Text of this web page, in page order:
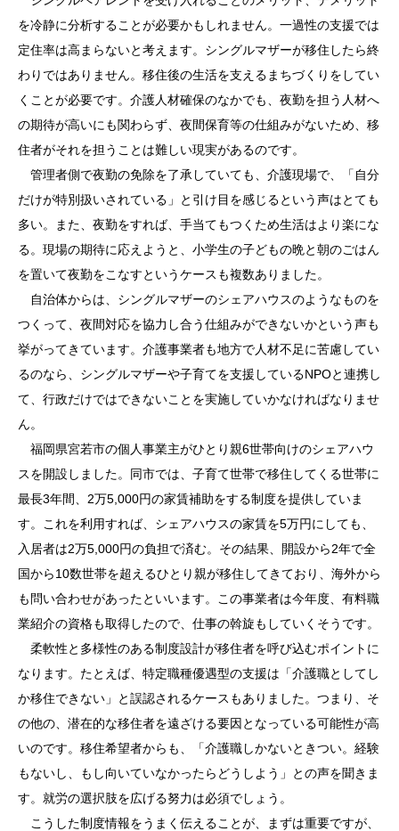
を冷静に分析することが必要かもしれません。一過性の支援では
定住率は高まらないと考えます。シングルマザーが移住したら終
わりではありません。移住後の生活を支えるまちづくりをしてい
くことが必要です。介護人材確保のなかでも、夜勤を担う人材へ
の期待が高いにも関わらず、夜間保育等の仕組みがないため、移
住者がそれを担うことは難しい現実があるのです。
管理者側で夜勤の免除を了承していても、介護現場で、「自分
だけが特別扱いされている」と引け目を感じるという声はとても
多い。また、夜勤をすれば、手当てもつくため生活はより楽にな
る。現場の期待に応えようと、小学生の子どもの晩と朝のごはん
を置いて夜勤をこなすというケースも複数ありました。
自治体からは、シングルマザーのシェアハウスのようなものを
つくって、夜間対応を協力し合う仕組みができないかという声も
挙がってきています。介護事業者も地方で人材不足に苦慮してい
るのなら、シングルマザーや子育てを支援しているNPOと連携し
て、行政だけではできないことを実施していかなければなりませ
ん。
福岡県宮若市の個人事業主がひとり親6世帯向けのシェアハウ
スを開設しました。同市では、子育て世帯で移住してくる世帯に
最長3年間、2万5,000円の家賃補助をする制度を提供していま
す。これを利用すれば、シェアハウスの家賃を5万円にしても、
入居者は2万5,000円の負担で済む。その結果、開設から2年で全
国から10数世帯を超えるひとり親が移住してきており、海外から
も問い合わせがあったといいます。この事業者は今年度、有料職
業紹介の資格も取得したので、仕事の斡旋もしていくそうです。
柔軟性と多様性のある制度設計が移住者を呼び込むポイントに
なります。たとえば、特定職種優遇型の支援は「介護職としてし
か移住できない」と誤認されるケースもありました。つまり、そ
の他の、潜在的な移住者を遠ざける要因となっている可能性が高
いのです。移住希望者からも、「介護職しかないときつい。経験
もないし、もし向いていなかったらどうしよう」との声を聞きま
す。就労の選択肢を広げる努力は必須でしょう。
こうした制度情報をうまく伝えることが、まずは重要ですが、